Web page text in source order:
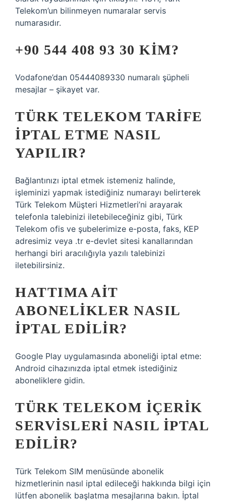
Telekom’un bilinmeyen numaralar servis
numarasıdır.
+90 544 408 93 30 KIM?
Vodafone’dan 05444089330 numaralı şüpheli
mesajlar – şikayet var.
TÜRK TELEKOM TARIFE
IPTAL ETME NASIL
YAPILIR?
Bağlantınızı iptal etmek istemeniz halinde,
işleminizi yapmak istediğiniz numarayı belirterek
Türk Telekom Müşteri Hizmetleri’ni arayarak
telefonla talebinizi iletebileceğiniz gibi, Türk
Telekom ofis ve şubelerimize e-posta, faks, KEP
adresimiz veya .tr e-devlet sitesi kanallarından
herhangi biri aracılığıyla yazılı talebinizi
iletebilirsiniz.
HATTIMA AIT
ABONELIKLER NASIL
IPTAL EDILIR?
Google Play uygulamasında aboneliği iptal etme:
Android cihazınızda iptal etmek istediğiniz
aboneliklere gidin.
TÜRK TELEKOM IÇERIK
SERVISLERI NASIL IPTAL
EDILIR?
Türk Telekom SIM menüsünde abonelik
hizmetlerinin nasıl iptal edileceği hakkında bilgi için
lütfen abonelik başlatma mesajlarına bakın. İptal